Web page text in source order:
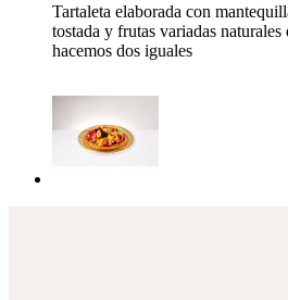
Tartaleta elaborada con
tostada y frutas variadas naturales
hacemos dos iguales